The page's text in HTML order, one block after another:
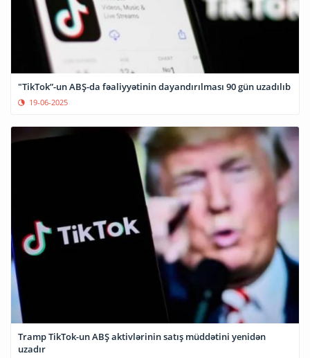
"TikTok”-un ABŞ-da fəaliyyətinin dayandırılması 90 gün uzadılıb
19-06-2025
Tramp TikTok-un ABŞ aktivlərinin satış müddətini yenidən
uzadır